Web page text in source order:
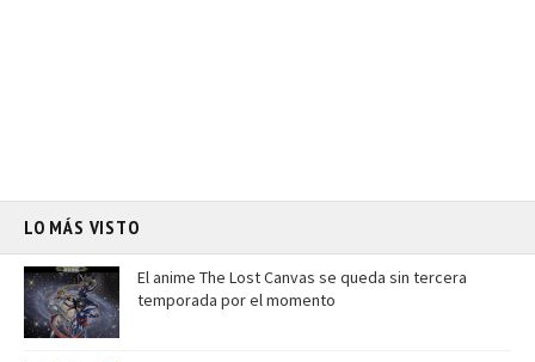
LO MÁS VISTO
El anime The Lost Canvas se queda sin tercera
temporada por el momento